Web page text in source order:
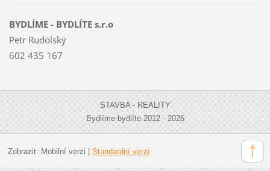
BYDLÍME - BYDLÍTE s.r.o
Petr Rudolský
602 435 167
STAVBA - REALITY
Bydlíme-bydlíte 2012 - 2026
Zobrazit: Mobilní verzi Standardní verzi